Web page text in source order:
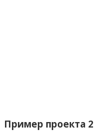
Пример проекта 2